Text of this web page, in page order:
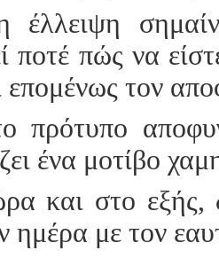
ποτέ πώς να
επομένως τον
πρότυπο
ένα μοτίβο
και στο εξής,
ημέρα με τον